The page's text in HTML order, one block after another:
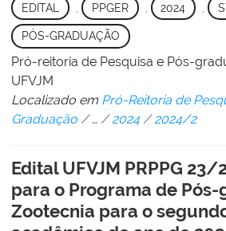
EDITAL PPGER 2024 ,
PÓS-GRADUAÇÃO
Pró-reitoria de Pesquisa e Pós-
UFVJM
Localizado em Pró-Reitoria de
Graduação /… /2024 /2024/2
Edital UFVJM PRPPG
para o Programa de
Zootecnia para o